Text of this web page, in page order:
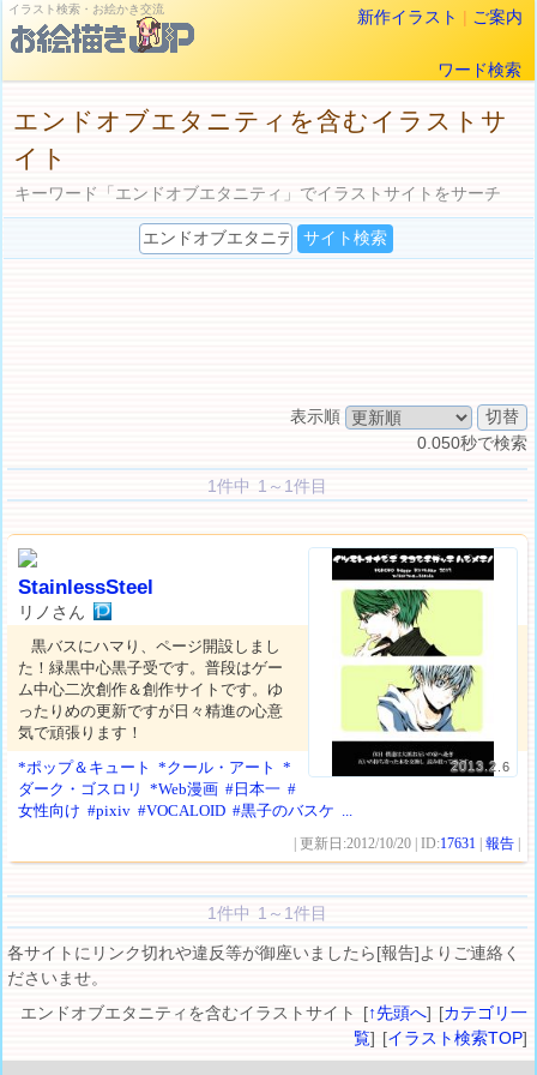
イラスト検索・お絵かき交流 新作イラスト | ご案内
ワード検索
エンドオブエタニティを含むイラストサ
イト
キーワード「エンドオブエタニティ」でイラストサイトをサーチ
表示順
0.050秒で検索
1件中 1～1件目
2013.2.6
StainlessSteel
リノさん
黒バスにハマり、ページ開設しまし
た！緑黒中心黒子受です。普段はゲー
ム中心二次創作＆創作サイトです。ゆ
ったりめの更新ですが日々精進の心意
気で頑張ります！
*ポップ＆キュート
*クール・アート
*
ダーク・ゴスロリ
*Web漫画 #日本一 #
女性向け #pixiv #VOCALOID #黒子のバスケ ...
| 更新日:2012/10/20 | ID:17631 |報告
1件中 1～1件目
各サイトにリンク切れや違反等が御座いましたら[報告]よりご連絡く
ださいませ。
エンドオブエタニティを含むイラストサイト [↑先頭へ] [カテゴリ一
覧] [イラスト検索TOP]